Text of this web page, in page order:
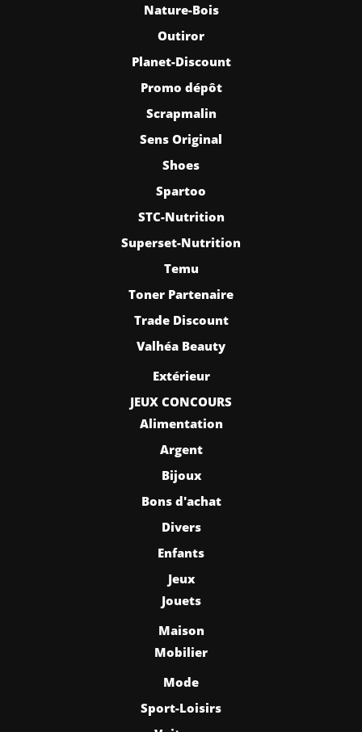
Nature-Bois
Outiror
Planet-Discount
Promo dépôt
Scrapmalin
Sens Original
Shoes
Spartoo
STC-Nutrition
Superset-Nutrition
Temu
Toner Partenaire
Trade Discount
Valhéa Beauty
Extérieur
JEUX CONCOURS
Alimentation
Argent
Bijoux
Bons d'achat
Divers
Enfants
Jeux
Jouets
Maison
Mobilier
Mode
Sport-Loisirs